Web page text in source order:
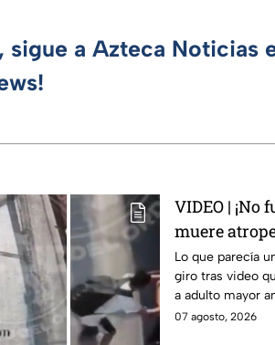
a Azteca Noticias
VIDEO |
muere
empujó en
Lo que parecía
giro tras video
a adulto mayor
en Monterrey.
07 agosto, 2026